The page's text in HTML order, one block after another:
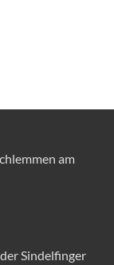
am
Sindelfinger